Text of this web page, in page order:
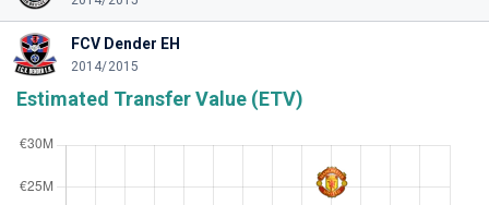
FCV Dender EH
2014/2015
Estimated Transfer Value (ETV)